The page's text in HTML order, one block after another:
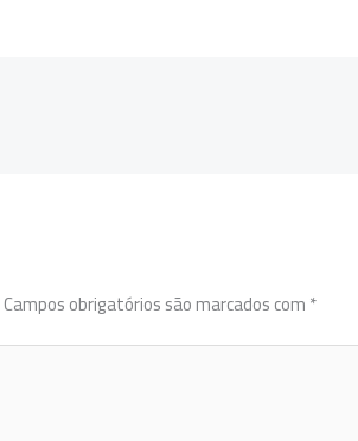
Campos obrigatórios são marcados com*